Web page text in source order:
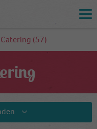
Catering (57)